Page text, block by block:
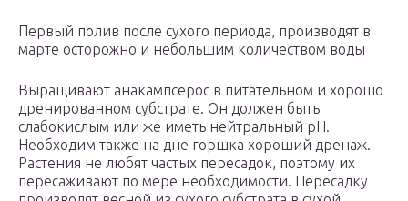
Первый полив после сухого периода, производят в
марте осторожно и небольшим количеством воды
Выращивают анакампсерос в питательном и хорошо
дренированном субстрате. Он должен быть
слабокислым или же иметь нейтральный pH.
Необходим также на дне горшка хороший дренаж.
Растения не любят частых пересадок, поэтому их
пересаживают по мере необходимости. Пересадку